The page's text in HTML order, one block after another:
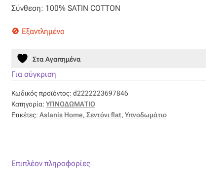
Γάζα
Γκρο
Δαντέλα
19,25 €.
Σύνθεση: 100% SATIN COTTON
Εξαντλημένο
Στα Αγαπημένα
Για σύγκριση
Κωδικός προϊόντος: d2222223697846
Κατηγορία: ΥΠΝΟΔΩΜΑΤΙΟ
Ετικέτες: Aslanis Home, Σεντόνι flat, Υπνοδωμάτιο
Επιπλέον πληροφορίες